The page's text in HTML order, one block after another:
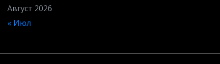
Август 2026
« Июл